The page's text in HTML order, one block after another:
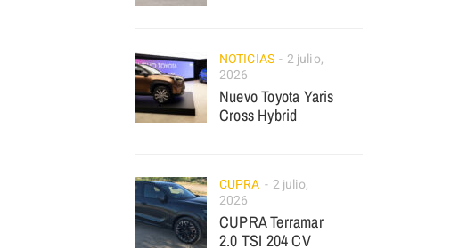
NOTICIAS
2 julio,
2026
Nuevo Toyota Yaris
Cross Hybrid
CUPRA
2 julio,
2026
CUPRA Terramar
2.0 TSI 204 CV